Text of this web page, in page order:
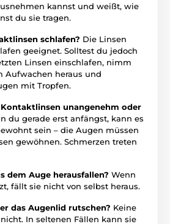
kannst und weißt, wie
du sie tragen.
schlafen? Die Linsen
geeignet. Solltest du jedoch
Linsen einschlafen, nimm
Aufwachen heraus und
mit Tropfen.
Kontaktlinsen unangenehm oder
du gerade erst anfängst, kann es
sein – die Augen müssen
gewöhnen. Schmerzen treten
dem Auge herausfallen? Wenn
fällt sie nicht von selbst heraus.
das Augenlid rutschen? Keine
In seltenen Fällen kann sie